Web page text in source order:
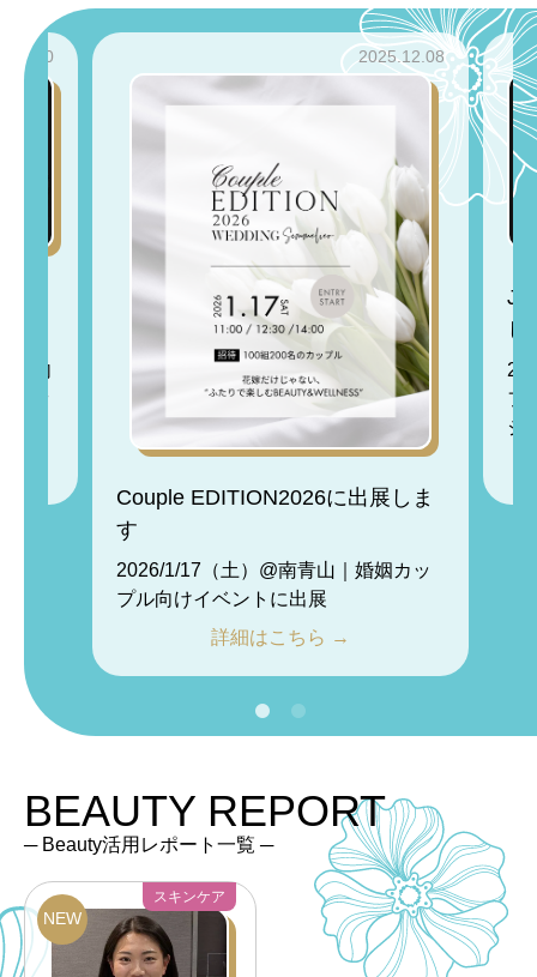
腸内
ァッ
2025.12.08
Couple EDITION2026に出展しま
す
2026/1/17（土）@南青山｜婚姻カッ
プル向けイベントに出展
詳細はこちら →
し
フ
シ
BEAUTY REPORT
─ Beauty活用レポート一覧 ─
NEW
スキンケア